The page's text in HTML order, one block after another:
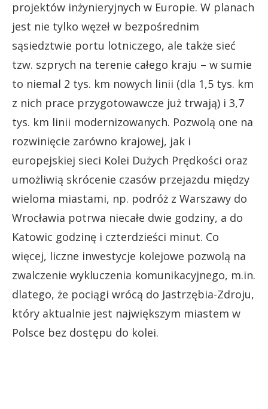
projektów inżynieryjnych w Europie. W planach
jest nie tylko węzeł w bezpośrednim
sąsiedztwie portu lotniczego, ale także sieć
tzw. szprych na terenie całego kraju – w sumie
to niemal 2 tys. km nowych linii (dla 1,5 tys. km
z nich prace przygotowawcze już trwają) i 3,7
tys. km linii modernizowanych. Pozwolą one na
rozwinięcie zarówno krajowej, jak i
europejskiej sieci Kolei Dużych Prędkości oraz
umożliwią skrócenie czasów przejazdu między
wieloma miastami, np. podróż z Warszawy do
Wrocławia potrwa niecałe dwie godziny, a do
Katowic godzinę i czterdzieści minut. Co
więcej, liczne inwestycje kolejowe pozwolą na
zwalczenie wykluczenia komunikacyjnego, m.in.
dlatego, że pociągi wrócą do Jastrzębia-Zdroju,
który aktualnie jest największym miastem w
Polsce bez dostępu do kolei.